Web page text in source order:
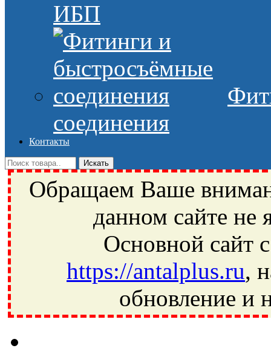
ИБП
соединения
Контакты
Обращаем Ваше
данном сайте не
Основной сайт
https://antalplus.ru,
обновление и
Ивантеевка, подшипники, пневматика, метизы, техника,